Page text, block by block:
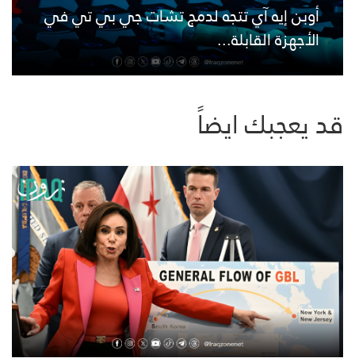
أوبن إيه آي تتجه لدمج تشات جي بي تي في
الأجهزة القابلة...
قد يعجبك ايضاً